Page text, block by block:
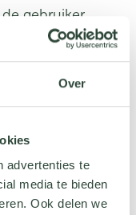
Over
advertenties te
media te bieden
Ook delen we
gebruiker
we de
van de tuin
komt het
klant het
steevast een
tijdens